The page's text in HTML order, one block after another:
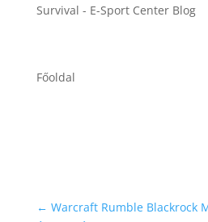
Survival - E-Sport Center Blog
Főoldal
← Warcraft Rumble Blackrock